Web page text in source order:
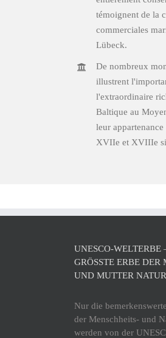
témoignent de la
commerciales
Lübeck.
De nombreux
illustrent
l'extraordinaire
Baltique au
leur
XVIIe et XVIIIe
UNESCO-WELTERBE
GRÖSSTE ERBE DER
ND MUTTER NATUR
Nur die
der Menschheits- und
werden von der